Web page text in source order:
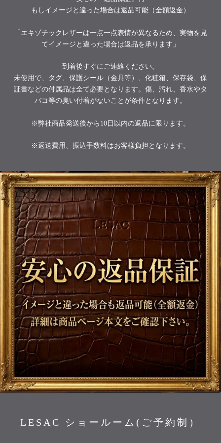
もしイメージと違った場合は返品可能（全額返金）
「エキゾチックレザーは一点一点表情が異なるため、実物を見
てイメージと違った場合は返品を承ります」
到着後すぐにご連絡ください。
未使用で、タグ、保護シール（金具等）、化粧箱、保存袋、保
証書などの付属品は全て必要となります。傷、汚れ、香水やタ
バコ等の臭い付着がないことが条件となります。
※弊社商品発送後から10日以内の返品に限ります。
※返送費用、振込手数料はお客様負担となります。
LESAC ショールーム(ご予約制）